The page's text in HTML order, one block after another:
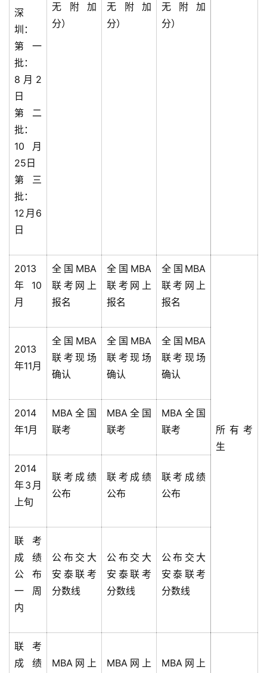
深
圳：
第一
批：
8月2
日
第二
批：
10月
25日
第三
批：
12月6
日
无附加
分）
无附加
分）
无附加
分）
2013
年10
月
全国MBA
联考网上
报名
全国MBA
联考网上
报名
全国MBA
联考网上
报名
所有考
生
2013
年11月
全国MBA
联考现场
确认
全国MBA
联考现场
确认
全国MBA
联考现场
确认
2014
年1月
MBA全国
联考
MBA全国
联考
MBA全国
联考
2014
年3月
上旬
联考成绩
公布
联考成绩
公布
联考成绩
公布
联考
成绩
公布
一周
内
公布交大
安泰联考
分数线
公布交大
安泰联考
分数线
公布交大
安泰联考
分数线
联考
成绩
MBA网上
MBA网上
MBA网上